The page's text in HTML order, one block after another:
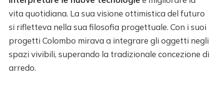
vita quotidiana. La sua visione ottimistica del futuro
si rifletteva nella sua filosofia progettuale. Con i suoi
progetti Colombo mirava a integrare gli oggetti negli
spazi vivibili, superando la tradizionale concezione di
arredo.